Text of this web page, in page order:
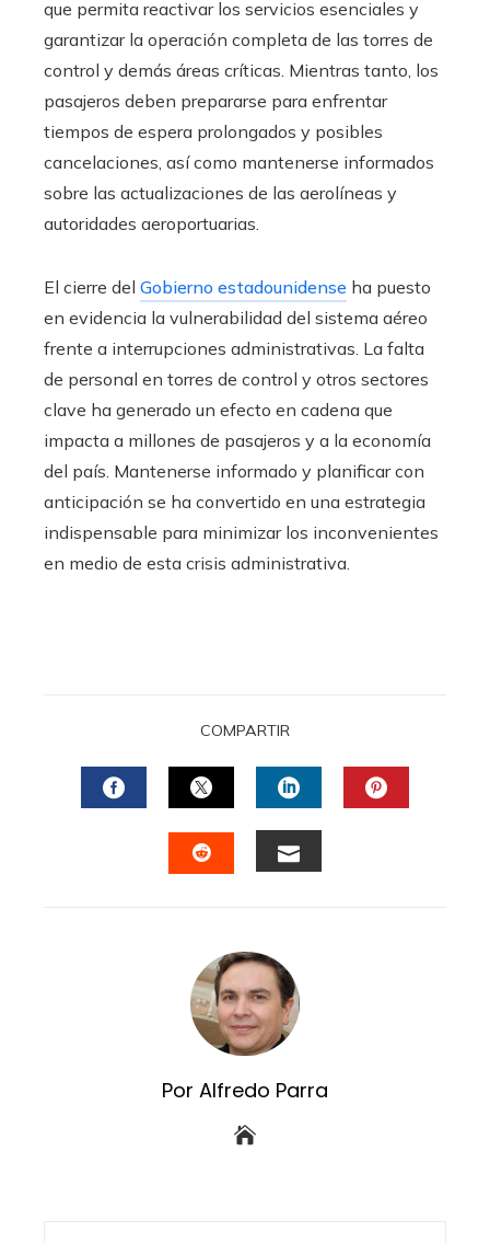
que permita reactivar los servicios esenciales y
garantizar la operación completa de las torres de
control y demás áreas críticas. Mientras tanto, los
pasajeros deben prepararse para enfrentar
tiempos de espera prolongados y posibles
cancelaciones, así como mantenerse informados
sobre las actualizaciones de las aerolíneas y
autoridades aeroportuarias.
El cierre del Gobierno estadounidense ha puesto
en evidencia la vulnerabilidad del sistema aéreo
frente a interrupciones administrativas. La falta
de personal en torres de control y otros sectores
clave ha generado un efecto en cadena que
impacta a millones de pasajeros y a la economía
del país. Mantenerse informado y planificar con
anticipación se ha convertido en una estrategia
indispensable para minimizar los inconvenientes
en medio de esta crisis administrativa.
COMPARTIR
FACEBOOKTWITTERLINKEDIN
Por Alfredo Parra